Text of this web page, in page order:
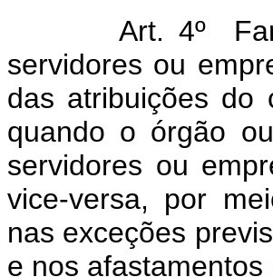
Art. 4º Farão
servidores ou
das atribuições do
quando o órgão
servidores ou
vice-versa, por
nas exceções
e nos